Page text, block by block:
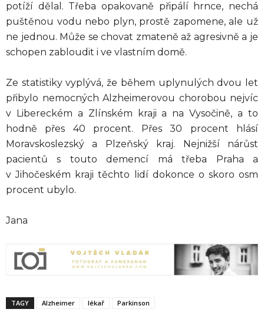
potíží dělal. Třeba opakovaně připálí hrnce, nechá
puštěnou vodu nebo plyn, prostě zapomene, ale už
ne jednou. Může se chovat zmateně až agresivně a je
schopen zabloudit i ve vlastním domě.
Ze statistiky vyplývá, že během uplynulých dvou let
přibylo nemocných Alzheimerovou chorobou nejvíc
v Libereckém a Zlínském kraji a na Vysočině, a to
hodně přes 40 procent. Přes 30 procent hlásí
Moravskoslezský a Plzeňský kraj. Nejnižší nárůst
pacientů s touto demencí má třeba Praha a
v Jihočeském kraji těchto lidí dokonce o skoro osm
procent ubylo.
Jana
TAGY Alzheimer lékař Parkinson